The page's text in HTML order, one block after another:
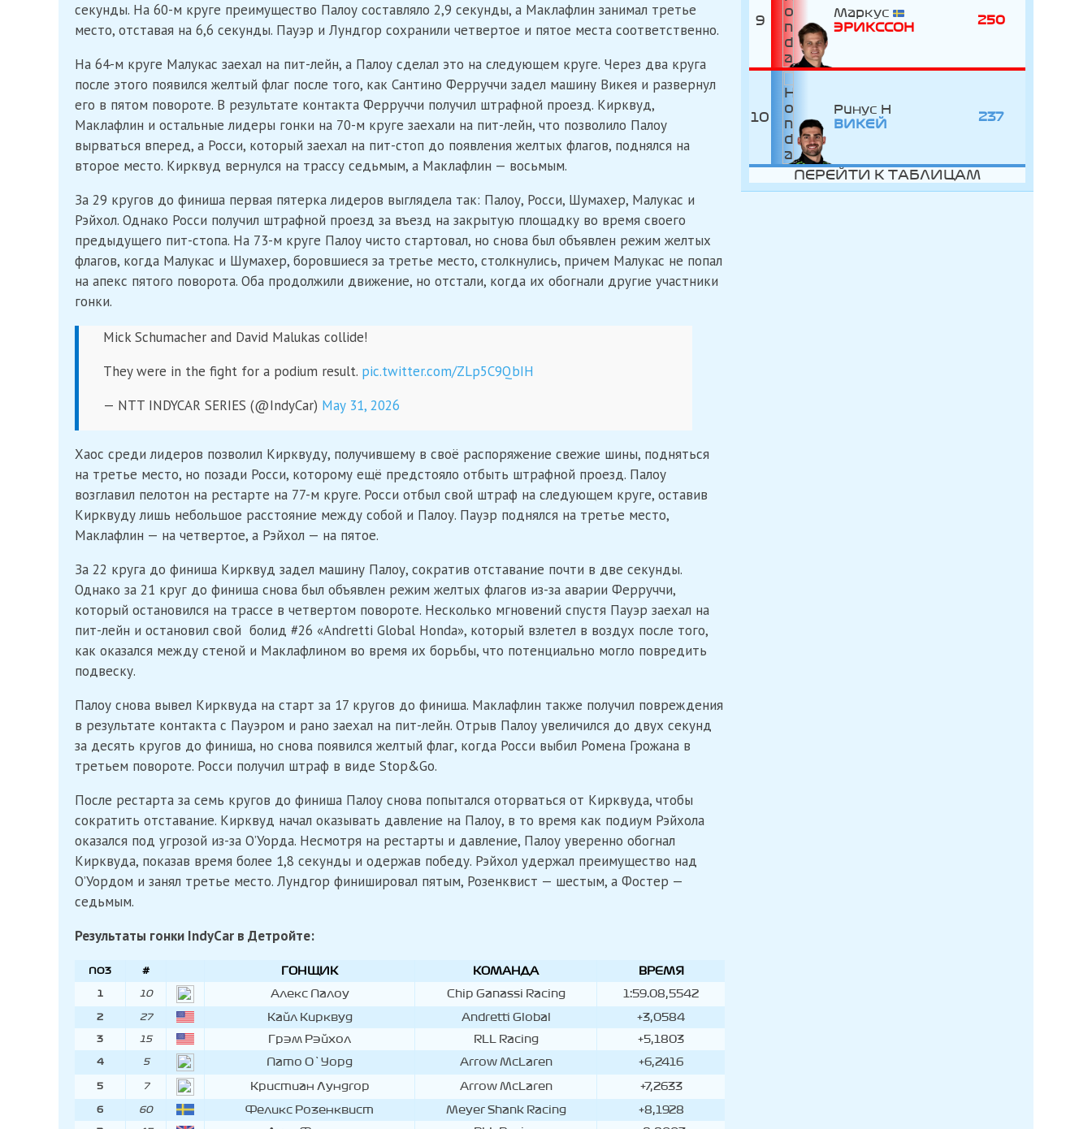
секунды. На 60-м круге преимущество Палоу составляло 2,9 секунды, а Маклафлин занимал третье
место, отставая на 6,6 секунды. Пауэр и Лундгор сохранили четвертое и пятое места соответственно.
На 64-м круге Малукас заехал на пит-лейн, а Палоу сделал это на следующем круге. Через два круга
после этого появился желтый флаг после того, как Сантино Ферруччи задел машину Викея и развернул
его в пятом повороте. В результате контакта Ферруччи получил штрафной проезд. Кирквуд,
Маклафлин и остальные лидеры гонки на 70-м круге заехали на пит-лейн, что позволило Палоу
вырваться вперед, а Росси, который заехал на пит-стоп до появления желтых флагов, поднялся на
второе место. Кирквуд вернулся на трассу седьмым, а Маклафлин — восьмым.
За 29 кругов до финиша первая пятерка лидеров выглядела так: Палоу, Росси, Шумахер, Малукас и
Рэйхол. Однако Росси получил штрафной проезд за въезд на закрытую площадку во время своего
предыдущего пит-стопа. На 73-м круге Палоу чисто стартовал, но снова был объявлен режим желтых
флагов, когда Малукас и Шумахер, боровшиеся за третье место, столкнулись, причем Малукас не попал
на апекс пятого поворота. Оба продолжили движение, но отстали, когда их обогнали другие участники
гонки.
Mick Schumacher and David Malukas collide!
They were in the fight for a podium result. pic.twitter.com/ZLp5C9QbIH
— NTT INDYCAR SERIES (@IndyCar) May 31, 2026
Хаос среди лидеров позволил Кирквуду, получившему в своё распоряжение свежие шины, подняться
на третье место, но позади Росси, которому ещё предстояло отбыть штрафной проезд. Палоу
возглавил пелотон на рестарте на 77-м круге. Росси отбыл свой штраф на следующем круге, оставив
Кирквуду лишь небольшое расстояние между собой и Палоу. Пауэр поднялся на третье место,
Маклафлин — на четвертое, а Рэйхол — на пятое.
За 22 круга до финиша Кирквуд задел машину Палоу, сократив отставание почти в две секунды.
Однако за 21 круг до финиша снова был объявлен режим желтых флагов из-за аварии Ферруччи,
который остановился на трассе в четвертом повороте. Несколько мгновений спустя Пауэр заехал на
пит-лейн и остановил свой болид #26 «Andretti Global Honda», который взлетел в воздух после того,
как оказался между стеной и Маклафлином во время их борьбы, что потенциально могло повредить
подвеску.
Палоу снова вывел Кирквуда на старт за 17 кругов до финиша. Маклафлин также получил повреждения
в результате контакта с Пауэром и рано заехал на пит-лейн. Отрыв Палоу увеличился до двух секунд
за десять кругов до финиша, но снова появился желтый флаг, когда Росси выбил Ромена Грожана в
третьем повороте. Росси получил штраф в виде Stop&Go.
После рестарта за семь кругов до финиша Палоу снова попытался оторваться от Кирквуда, чтобы
сократить отставание. Кирквуд начал оказывать давление на Палоу, в то время как подиум Рэйхола
оказался под угрозой из-за О’Уорда. Несмотря на рестарты и давление, Палоу уверенно обогнал
Кирквуда, показав время более 1,8 секунды и одержав победу. Рэйхол удержал преимущество над
О’Уордом и занял третье место. Лундгор финишировал пятым, Розенквист — шестым, а Фостер —
седьмым.
Результаты гонки IndyCar в Детройте:
ПОЗ # ГОНЩИК КОМАНДА ВРЕМЯ
ПОЗ # ГОНЩИК КОМАНДА ВРЕМЯ
1 10 Алекс Палоу Chip Ganassi Racing 1:59.08,5542
2 27 Кайл Кирквуд Andretti Global +3,0584
3 15 Грэм Рэйхол RLL Racing +5,1803
4 5 Пато О`Уорд Arrow McLaren +6,2416
5 7 Кристиан Лундгор Arrow McLaren +7,2633
6 60 Феликс Розенквист Meyer Shank Racing +8,1928
9
Маркус
ЭРИКССОН
250
10
Ринус
ВИКЕЙ
237
ПЕРЕЙТИ К ТАБЛИЦАМ